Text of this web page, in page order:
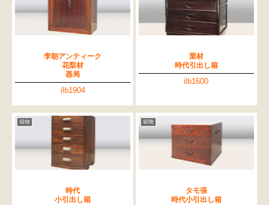
李朝アンティーク
花梨材
器局
ilb1904
栗材
時代引出し箱
ilb1600
箱物
時代
小引出し箱
箱物
タモ張
時代小引出し箱